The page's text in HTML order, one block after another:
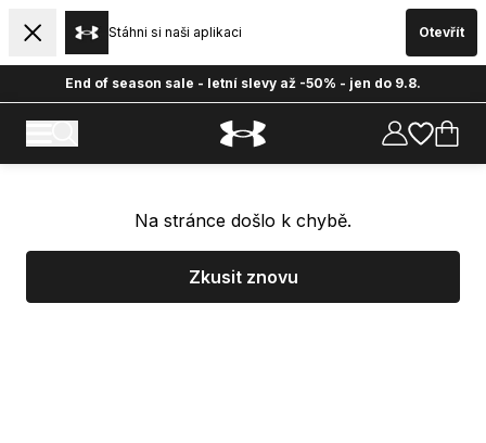
Stáhni si naši aplikaci Otevřít
End of season sale - letní slevy až -50% - jen do 9.8.
Na stránce došlo k chybě.
Zkusit znovu